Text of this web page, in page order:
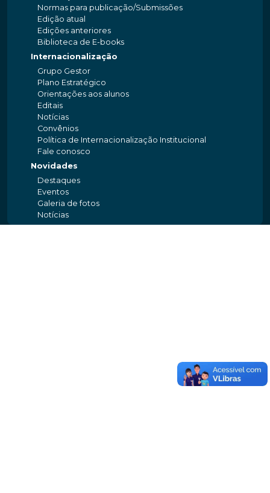
Normas para publicação/Submissões
Edição atual
Edições anteriores
Biblioteca de E-books
Internacionalização
Grupo Gestor
Plano Estratégico
Orientações aos alunos
Editais
Notícias
Convênios
Política de Internacionalização Institucional
Fale conosco
Novidades
Destaques
Eventos
Galeria de fotos
Notícias